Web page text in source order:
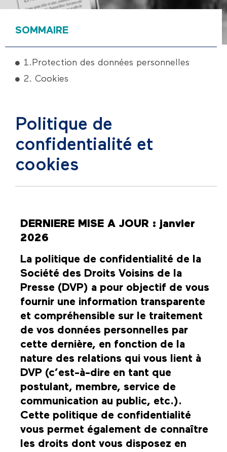
SOMMAIRE
1.Protection des données personnelles
2. Cookies
Politique de
confidentialité et
cookies
DERNIERE MISE A JOUR : janvier
2026
La politique de confidentialité de la
Société des Droits Voisins de la
Presse (DVP) a pour objectif de vous
fournir une information transparente
et compréhensible sur le traitement
de vos données personnelles par
cette dernière, en fonction de la
nature des relations qui vous lient à
DVP (c’est-à-dire en tant que
postulant, membre, service de
communication au public, etc.).
Cette politique de confidentialité
vous permet également de connaître
les droits dont vous disposez en